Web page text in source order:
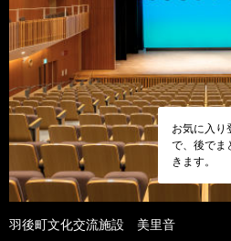
お気に入り
で、後でま
きます。
羽後町文化交流施設 美里音